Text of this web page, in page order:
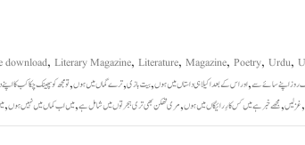
download, Literary Magazine, Literature, Magazine, Poetry, Urdu,
اک روز اپنے سائے سے,اور اس کے بعد اکیلا ہی داستاں میں ہوں,بیت بازی,ترے گماں میں ہوں,تو مجھ کو پھینک چکا کب کا
,غزلیں,مجھے خبر ہے میں کس کارِ رائیگاں میں ہوں,مری تھکن بھی تری ہجرتوں میں شامل ہے,میں اب کماں میں نہیں ہوں,